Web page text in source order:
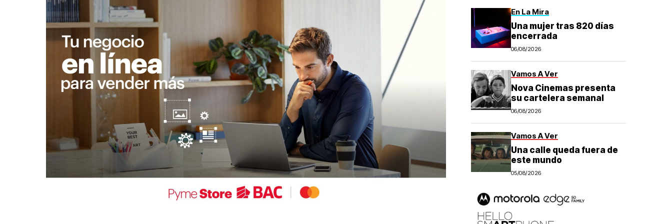
En La Mira
Una mujer tras 820 días
encerrada
06/08/2026
Vamos A Ver
Nova Cinemas presenta
su cartelera semanal
06/08/2026
Vamos A Ver
Una calle queda fuera de
este mundo
05/08/2026